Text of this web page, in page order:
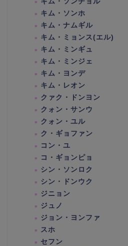
キム・ソンホ
キム・ナムギル
キム・ミョンス(エル)
キム・ミンギュ
キム・ミンジェ
キム・ヨンデ
キム・レオン
クァク・ドンヨン
クォン・サンウ
クォン・ユル
ク・ギョファン
コン・ユ
コ・ギョンピョ
シン・ソンロク
シン・ドンウク
ジニョン
ジュノ
ジョン・ヨンファ
スホ
セフン